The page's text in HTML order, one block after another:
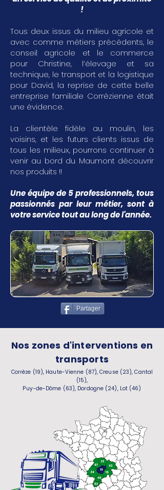
!
Tous deux issus du milieu agricole et
avec comme métiers précédents, le
conseil agricole et le commerce
pour Christine, l’élevage et sa
technique, le transport et la logistique
pour David, la reprise de cette belle
entreprise familiale Corrézienne était
une évidence.
La clientèle fidèle au moulin, les
voisins, et les futurs clients issus de
tous les milieux, pourrons continuer à
venir au bord du Maumont découvrir
nos produits !!
Une équipe de 5 professionnels, tous
passionnés par leur métier, sont à
votre service tout au long de l'année.
Partager
Nos zones d'interventions en
transports
Corrèze (19), Haute-Vienne (87), Creuse (23), Cantal
(15),
Puy-de-Dôme (63), Dordogne (24), Lot (46)